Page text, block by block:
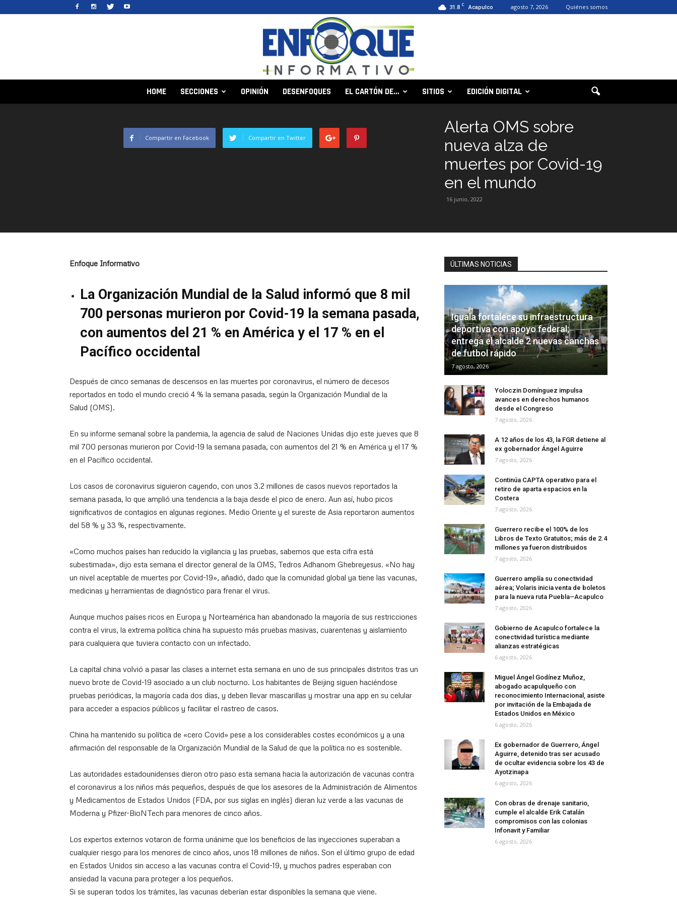
31.8 C Acapulco agosto 7, 2026 Quiénes somos
HOME SECCIONES OPINIÓN DESENFOQUES EL CARTÓN DE… SITIOS EDICIÓN DIGITAL
Alerta OMS sobre
nueva alza de
muertes por Covid-19
en el mundo
16 junio, 2022
Compartir en Facebook Compartir en Twitter
Enfoque Informativo
La Organización Mundial de la Salud informó que 8 mil
700 personas murieron por Covid-19 la semana pasada,
con aumentos del 21 % en América y el 17 % en el
Pacífico occidental
Después de cinco semanas de descensos en las muertes por coronavirus, el número de decesos
reportados en todo el mundo creció 4 % la semana pasada, según la Organización Mundial de la
Salud (OMS).
En su informe semanal sobre la pandemia, la agencia de salud de Naciones Unidas dijo este jueves que 8
mil 700 personas murieron por Covid-19 la semana pasada, con aumentos del 21 % en América y el 17 %
en el Pacífico occidental.
Los casos de coronavirus siguieron cayendo, con unos 3.2 millones de casos nuevos reportados la
semana pasada, lo que amplió una tendencia a la baja desde el pico de enero. Aun así, hubo picos
significativos de contagios en algunas regiones. Medio Oriente y el sureste de Asia reportaron aumentos
del 58 % y 33 %, respectivamente.
«Como muchos países han reducido la vigilancia y las pruebas, sabemos que esta cifra está
subestimada», dijo esta semana el director general de la OMS, Tedros Adhanom Ghebreyesus. «No hay
un nivel aceptable de muertes por Covid-19», añadió, dado que la comunidad global ya tiene las vacunas,
medicinas y herramientas de diagnóstico para frenar el virus.
Aunque muchos países ricos en Europa y Norteamérica han abandonado la mayoría de sus restricciones
contra el virus, la extrema política china ha supuesto más pruebas masivas, cuarentenas y aislamiento
para cualquiera que tuviera contacto con un infectado.
La capital china volvió a pasar las clases a internet esta semana en uno de sus principales distritos tras un
nuevo brote de Covid-19 asociado a un club nocturno. Los habitantes de Beijing siguen haciéndose
pruebas periódicas, la mayoría cada dos días, y deben llevar mascarillas y mostrar una app en su celular
para acceder a espacios públicos y facilitar el rastreo de casos.
China ha mantenido su política de «cero Covid» pese a los considerables costes económicos y a una
afirmación del responsable de la Organización Mundial de la Salud de que la política no es sostenible.
Las autoridades estadounidenses dieron otro paso esta semana hacia la autorización de vacunas contra
el coronavirus a los niños más pequeños, después de que los asesores de la Administración de Alimentos
y Medicamentos de Estados Unidos (FDA, por sus siglas en inglés) dieran luz verde a las vacunas de
Moderna y Pfizer-BioNTech para menores de cinco años.
Los expertos externos votaron de forma unánime que los beneficios de las inyecciones superaban a
cualquier riesgo para los menores de cinco años, unos 18 millones de niños. Son el último grupo de edad
en Estados Unidos sin acceso a las vacunas contra el Covid-19, y muchos padres esperaban con
ansiedad la vacuna para proteger a los pequeños.
Si se superan todos los trámites, las vacunas deberían estar disponibles la semana que viene.
ÚLTIMAS NOTICIAS
Iguala fortalece su infraestructura
deportiva con apoyo federal;
entrega el alcalde 2 nuevas canchas
de futbol rápido
7 agosto, 2026
Yoloczin Domínguez impulsa
avances en derechos humanos
desde el Congreso
7 agosto, 2026
A 12 años de los 43, la FGR detiene al
ex gobernador Ángel Aguirre
7 agosto, 2026
Continúa CAPTA operativo para el
retiro de aparta espacios en la
Costera
7 agosto, 2026
Guerrero recibe el 100% de los
Libros de Texto Gratuitos; más de 2.4
millones ya fueron distribuidos
7 agosto, 2026
Guerrero amplía su conectividad
aérea; Volaris inicia venta de boletos
para la nueva ruta Puebla–Acapulco
7 agosto, 2026
Gobierno de Acapulco fortalece la
conectividad turística mediante
alianzas estratégicas
6 agosto, 2026
Miguel Ángel Godínez Muñoz,
abogado acapulqueño con
reconocimiento Internacional, asiste
por invitación de la Embajada de
Estados Unidos en México
6 agosto, 2026
Ex gobernador de Guerrero, Ángel
Aguirre, detenido tras ser acusado
de ocultar evidencia sobre los 43 de
Ayotzinapa
6 agosto, 2026
Con obras de drenaje sanitario,
cumple el alcalde Erik Catalán
compromisos con las colonias
Infonavit y Familiar
6 agosto, 2026